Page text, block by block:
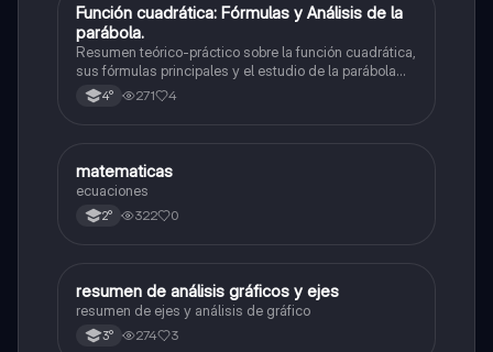
Matemáticas
Función cuadrática: Fórmulas y Análisis de la
parábola.
Resumen teórico-práctico sobre la función cuadrática,
sus fórmulas principales y el estudio de la parábola
como representación gráfica.Incluye desarrollo de la
forma general, cálculo de raíces, vértice y elementos
4° 271 4
MMatemáticas
matematicas
ecuaciones
2° 322 0
Matemáticas
resumen de análisis gráficos y ejes
resumen de ejes y análisis de gráfico
3° 274 3